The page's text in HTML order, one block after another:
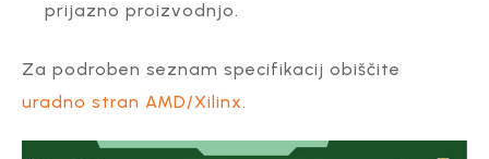
prijazno proizvodnjo.
Za podroben seznam specifikacij obiščite
uradno stran AMD/Xilinx.